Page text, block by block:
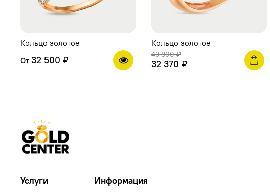
Кольцо золотое
От 32 500 ₽
Кольцо золотое
49 800 ₽
32 370 ₽
Услуги Информация